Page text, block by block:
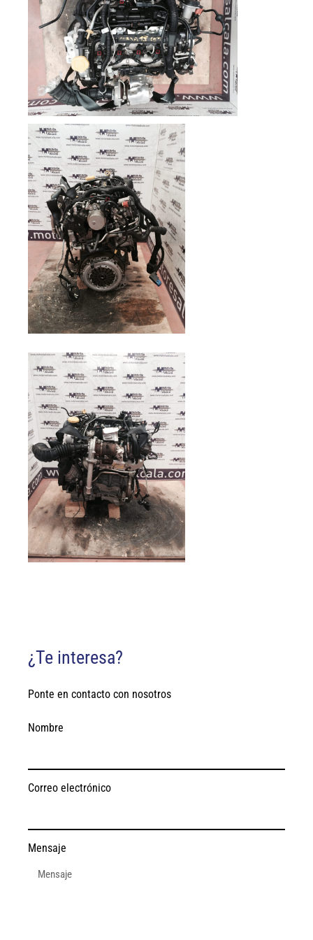
¿Te interesa?
Ponte en contacto con nosotros
Nombre
Correo electrónico
Mensaje